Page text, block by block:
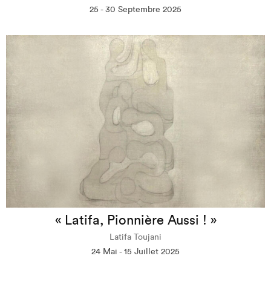
25 - 30 Septembre 2025
« Latifa, Pionnière Aussi ! »
Latifa Toujani
24 Mai - 15 Juillet 2025